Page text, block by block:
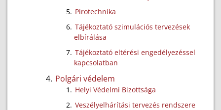
Pirotechnika
Tájékoztató szimulációs tervezések
elbírálása
Tájékoztató eltérési engedélyezéssel
kapcsolatban
Polgári védelem
Helyi Védelmi Bizottsága
Veszélyelhárítási tervezés rendszere